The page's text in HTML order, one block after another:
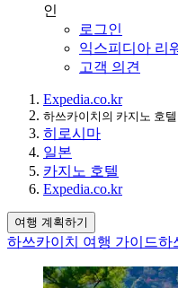
인
로그인
익스피디아 리
고객 의견
Expedia.co.kr
하쓰카이치의 카지노 호텔
히로시마
일본
카지노 호텔
Expedia.co.kr
여행 계획하기
하쓰카이치 여행 가이드하